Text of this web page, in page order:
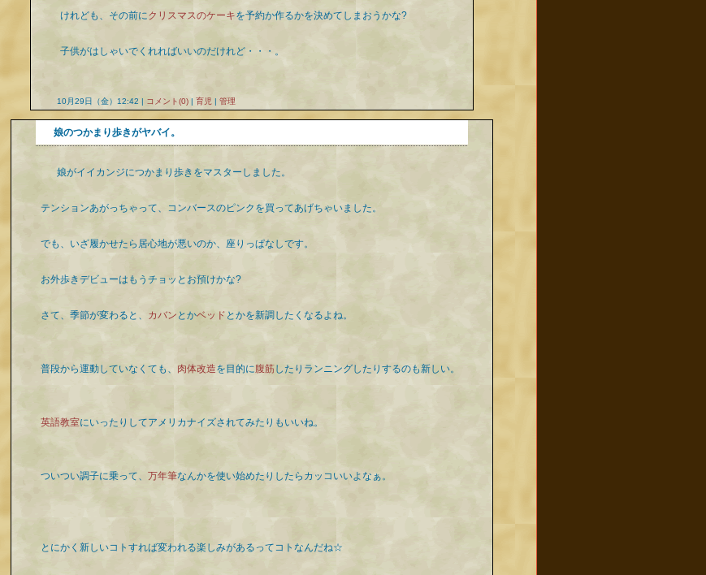
けれども、その前にクリスマスのケーキを予約か作るかを決めてしまおうかな?
子供がはしゃいでくれればいいのだけれど・・・。
10月29日（金）12:42 | コメント(0) | 育児 | 管理
娘のつかまり歩きがヤバイ。
娘がイイカンジにつかまり歩きをマスターしました。
テンションあがっちゃって、コンバースのピンクを買ってあげちゃいました。
でも、いざ履かせたら居心地が悪いのか、座りっぱなしです。
お外歩きデビューはもうチョッとお預けかな?
さて、季節が変わると、 カバン とかベッド とかを新調したくなるよね。
普段から運動していなくても、 肉体改造を目的に 腹筋したりランニングしたりするのも新しい。
英語教室にいったりしてアメリカナイズされてみたりもいいね。
ついつい調子に乗って、 万年筆なんかを使い始めたりしたらカッコいいよなぁ。
とにかく新しいコトすれば変われる楽しみがあるってコトなんだね☆